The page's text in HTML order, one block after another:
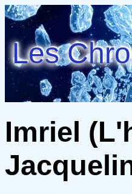
Les
Imriel